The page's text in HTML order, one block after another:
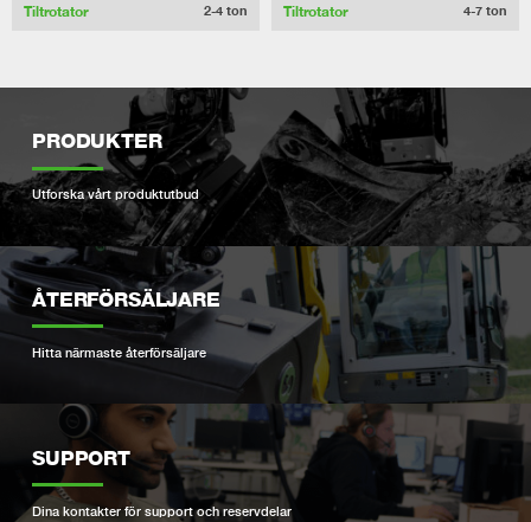
Tiltrotator 2-4 ton Tiltrotator 4-7 ton
PRODUKTER
Utforska vårt produktutbud
ÅTERFÖRSÄLJARE
Hitta närmaste återförsäljare
SUPPORT
Dina kontakter för support och reservdelar